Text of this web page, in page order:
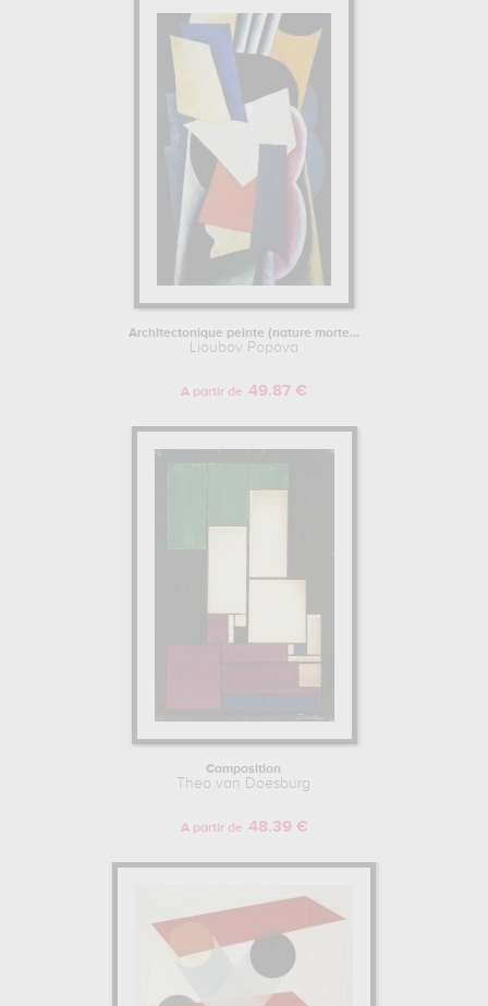
Architectonique peinte (nature morte...
Lioubov Popova
A partir de 49.87 €
Composition
Theo van Doesburg
A partir de 48.39 €